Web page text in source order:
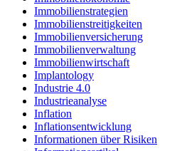
Immobilienstrategien
Immobilienstreitigkeiten
Immobilienversicherung
Immobilienverwaltung
Immobilienwirtschaft
Implantology
Industrie 4.0
Industrieanalyse
Inflation
Inflationsentwicklung
Informationen über Risiken